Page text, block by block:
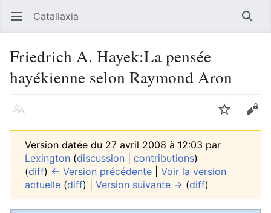
Ouvrir le menu principal Catallaxia
Friedrich A. Hayek:La pensée
hayékienne selon Raymond Aron
Langue Suivre
Version datée du 27 avril 2008 à 12:03 par
Lexington (discussion contributions)
(diff) ← Version précédente
Voir la version
actuelle (diff) | Version suivante → (diff)